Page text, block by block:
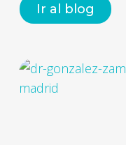
Ir al blog